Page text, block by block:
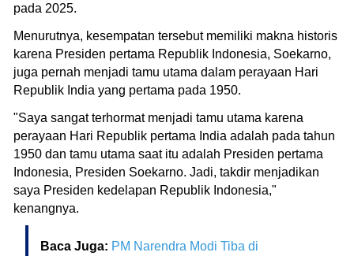
pada 2025.
Menurutnya, kesempatan tersebut memiliki makna historis
karena Presiden pertama Republik Indonesia, Soekarno,
juga pernah menjadi tamu utama dalam perayaan Hari
Republik India yang pertama pada 1950.
"Saya sangat terhormat menjadi tamu utama karena
perayaan Hari Republik pertama India adalah pada tahun
1950 dan tamu utama saat itu adalah Presiden pertama
Indonesia, Presiden Soekarno. Jadi, takdir menjadikan
saya Presiden kedelapan Republik Indonesia,"
kenangnya.
Baca Juga: PM Narendra Modi Tiba di